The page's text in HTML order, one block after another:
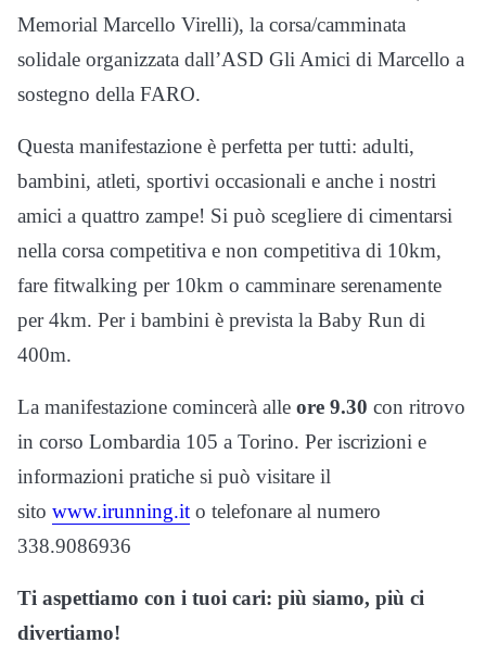
Memorial Marcello Virelli), la corsa/camminata
solidale organizzata dall’ASD Gli Amici di Marcello a
sostegno della FARO.
Questa manifestazione è perfetta per tutti: adulti,
bambini, atleti, sportivi occasionali e anche i nostri
amici a quattro zampe! Si può scegliere di cimentarsi
nella corsa competitiva e non competitiva di 10km,
fare fitwalking per 10km o camminare serenamente
per 4km. Per i bambini è prevista la Baby Run di
400m.
La manifestazione comincerà alle ore 9.30 con ritrovo
in corso Lombardia 105 a Torino. Per iscrizioni e
informazioni pratiche si può visitare il
sito www.irunning.it o telefonare al numero
338.9086936
Ti aspettiamo con i tuoi cari: più siamo, più ci
divertiamo!